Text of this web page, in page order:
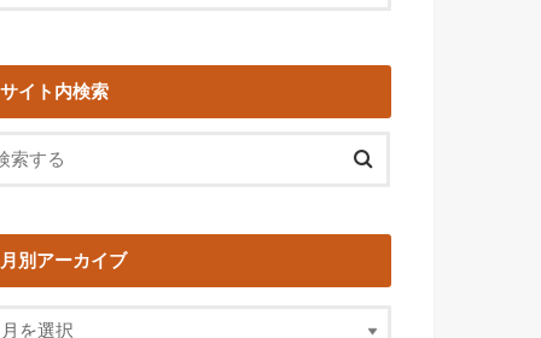
サイト内検索
月別アーカイブ